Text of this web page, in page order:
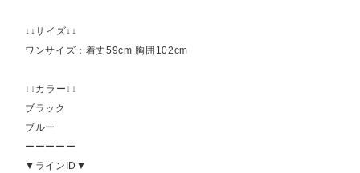
↓↓サイズ↓↓
ワンサイズ：着丈59cm 胸囲102cm
↓↓カラー↓↓
ブラック
ブルー
ーーーーー
▼ラインID▼